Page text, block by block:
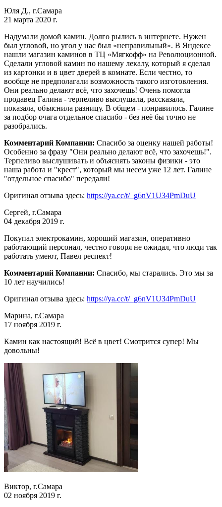
Юля Д., г.Самара
21 марта 2020 г.
Надумали домой камин. Долго рылись в интернете. Нужен
был угловой, но угол у нас был «неправильный». В Яндексе
нашли магазин каминов в ТЦ «Мягкофф» на Революционной.
Сделали угловой камин по нашему лекалу, который я сделал
из картонки и в цвет дверей в комнате. Если честно, то
вообще не предполагали возможность такого изготовления.
Они реально делают всё, что захочешь! Очень помогла
продавец Галина - терпеливо выслушала, рассказала,
показала, объяснила разницу. В общем - понравилось. Галине
за подбор очага отдельное спасибо - без неё бы точно не
разобрались.
Комментарий Компании: Спасибо за оценку нашей работы!
Особенно за фразу "Они реально делают всё, что захочешь!".
Терпеливо выслушивать и объяснять законы физики - это
наша работа и "крест", который мы несем уже 12 лет. Галине
"отдельное спасибо" передали!
Оригинал отзыва здесь: https://ya.cc/t/_g6nV1U34PmDuU
Сергей, г.Самара
04 декабря 2019 г.
Покупал электрокамин, хороший магазин, оперативно
работающий персонал, честно говоря не ожидал, что люди так
работать умеют, Павел респект!
Комментарий Компании: Спасибо, мы старались. Это мы за
10 лет научились!
Оригинал отзыва здесь: https://ya.cc/t/_g6nV1U34PmDuU
Марина, г.Самара
17 ноября 2019 г.
Камин как настоящий! Всё в цвет! Смотрится супер! Мы
довольны!
Виктор, г.Самара
02 ноября 2019 г.